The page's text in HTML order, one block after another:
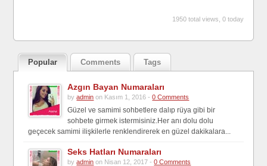
1950 total views, 0 today
Popular Comments Tags
Azgın Bayan Numaraları
byadmin on Kasım 1, 2016 -0 Comments
Güzel ve samimi sohbetlere dalıp rüya gibi bir
sohbete girmek istermisiniz.Her anı dolu dolu
geçecek samimi ilişkilerle renklendirerek en güzel dakikalara...
Seks Hatları Numaraları
byadmin on Nisan 12, 2017 -0 Comments